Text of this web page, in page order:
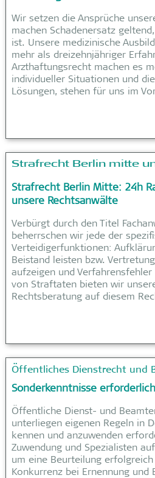
Wir setzen die Ansprüche
machen Schadenersatz
ist. Unsere medizinische
mehr als dreizehnjähriger
Arzthaftungsrecht machen es
individueller Situationen und
Lösungen, stehen für uns im
Strafrecht Berlin mitte
Strafrecht Berlin Mitte: 24h
unsere Rechtsanwälte
Verbürgt durch den Titel
beherrschen wir jede der
Verteidigerfunktionen:
Beistand leisten bzw.
aufzeigen und
von Straftaten bieten wir
Rechtsberatung auf diesem
Öffentliches Dienstrecht und
Sonderkenntnisse erforderlich
Öffentliche Dienst- und
unterliegen eigenen Regeln in
kennen und anzuwenden
Zuwendung und Spezialisten
um eine Beurteilung
Konkurrenz bei Ernennung